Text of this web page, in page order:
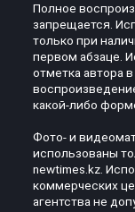
Полное
запрещается.
только при
первом абзаце.
отметка автора
какой-либо
Фото- и
использованы
newtimes.kz.
коммерческих
агентства не